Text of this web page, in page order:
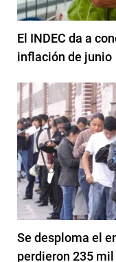
El INDEC da a
inflación de junio
Se desploma el
perdieron 235